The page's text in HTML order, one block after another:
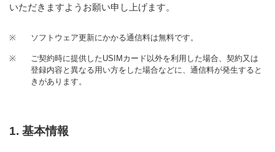
いただきますようお願い申し上げます。
※ ソフトウェア更新にかかる通信料は無料です。
※
ご契約時に提供したUSIMカード以外を利用した場合、契約又は
登録内容と異なる用い方をした場合などに、通信料が発生すると
きがあります。
1. 基本情報